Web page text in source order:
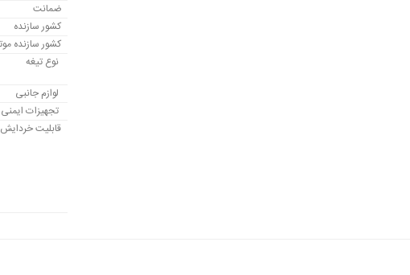
ضمانت
کشور سازنده
کشور سازنده
نوع تیغه
لوازم جانبی
تجهیزات ایمنی
قابلیت خردایش